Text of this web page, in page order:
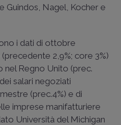
Guindos, Nagel, Kocher e
i dati di ottobre
2,9%; core 3%)
nel Regno Unito (prec.
salari negoziati
(prec.4%) e di
imprese manifatturiere
Università del Michigan